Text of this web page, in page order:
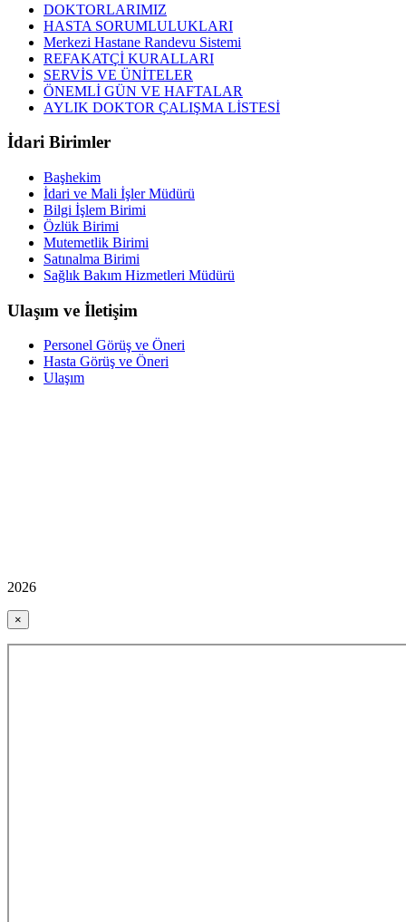
DOKTORLARIMIZ
HASTA SORUMLULUKLARI
Merkezi Hastane Randevu Sistemi
REFAKATÇİ KURALLARI
SERVİS VE ÜNİTELER
ÖNEMLİ GÜN VE HAFTALAR
AYLIK DOKTOR ÇALIŞMA LİSTESİ
İdari Birimler
Başhekim
İdari ve Mali İşler Müdürü
Bilgi İşlem Birimi
Özlük Birimi
Mutemetlik Birimi
Satınalma Birimi
Sağlık Bakım Hizmetleri Müdürü
Ulaşım ve İletişim
Personel Görüş ve Öneri
Hasta Görüş ve Öneri
Ulaşım
2026
×